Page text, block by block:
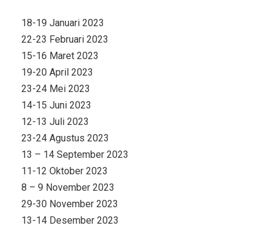
18-19 Januari 2023
22-23 Februari 2023
15-16 Maret 2023
19-20 April 2023
23-24 Mei 2023
14-15 Juni 2023
12-13 Juli 2023
23-24 Agustus 2023
13 – 14 September 2023
11-12 Oktober 2023
8 – 9 November 2023
29-30 November 2023
13-14 Desember 2023